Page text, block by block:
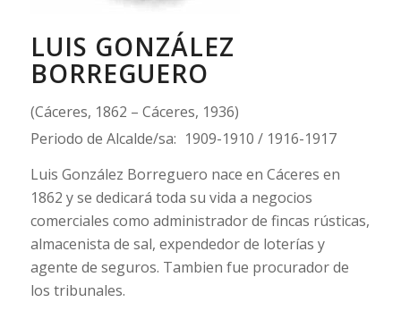
LUIS GONZÁLEZ
BORREGUERO
(Cáceres, 1862 – Cáceres, 1936)
Periodo de Alcalde/sa: 1909-1910 / 1916-1917
Luis González Borreguero nace en Cáceres en
1862 y se dedicará toda su vida a negocios
comerciales como administrador de fincas rústicas,
almacenista de sal, expendedor de loterías y
agente de seguros. Tambien fue procurador de
los tribunales.